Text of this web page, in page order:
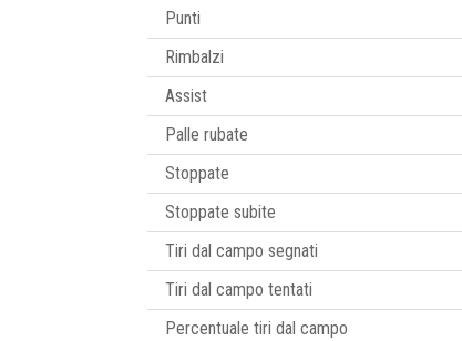
Punti
Rimbalzi
Assist
Palle rubate
Stoppate
Stoppate subite
Tiri dal campo segnati
Tiri dal campo tentati
Percentuale tiri dal campo